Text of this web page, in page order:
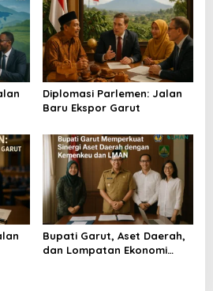
Diplomasi Parlemen: Jalan
Baru Ekspor Garut
Bupati Garut, Aset Daerah,
dan Lompatan Ekonomi